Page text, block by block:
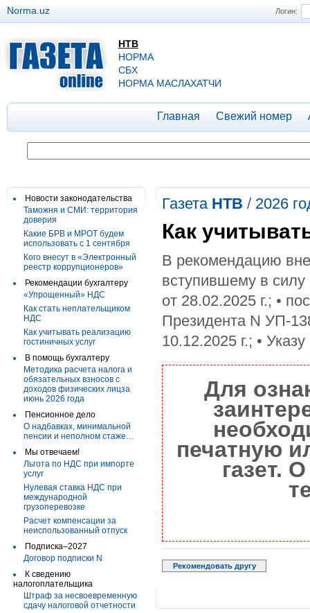
Логин:
Norma.uz
НТВ
НОРМА
СБХ
НОРМА МАСЛАХАТЧИ
Главная Свежий номер
Новости законодательства
Таможня и СМИ: территория
доверия
Какие БРВ и МРОТ будем
использовать с 1 сентября
Кого внесут в «Электронный
реестр коррупционеров»
Рекомендации бухгалтеру
«Упрощенный» НДС
Как стать неплательщиком
НДС
Как учитывать реализацию
гостиничных услуг
В помощь бухгалтеру
Методика расчета налога и
обязательных взносов с
доходов физических лицза
июнь 2026 года
Пенсионное дело
О надбавках, минимальной
пенсии и неполном стаже…
Мы отвечаем!
Льгота по НДС при импорте
услуг
Нулевая ставка НДС при
международной
грузоперевозке
Расчет компенсации за
неиспользованный отпуск
Подписка–2027
Договор подписки N
К сведению
налогоплательщика
Штраф за несвоевременную
сдачу налоговой отчетности
Газета НТВ / 2026
Как
В рекомендацию
вступившему в силу
от 28.02.2025 г.; •
Президента N УП-
10.12.2025 г.; •
Для
печатную
газет.
Рекомендовать другу